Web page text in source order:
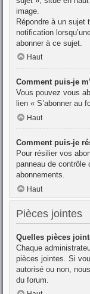
image.
Répondre à un sujet
notification
abonner à ce sujet.
Haut
Comment puis-je
Vous pouvez vous
lien « S’abonner au
Haut
Comment puis-je
Pour résilier vos
panneau de contrôle
abonnements.
Haut
Pièces jointes
Quelles pièces
Chaque
pièces jointes. Si
autorisé ou non,
du forum.